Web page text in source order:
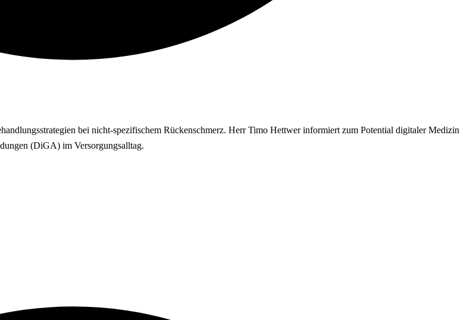
bei nicht-spezifischem Rückenschmerz. Herr Timo Hettwer informiert zum Potential digitaler Medizin
(DiGA) im Versorgungsalltag.